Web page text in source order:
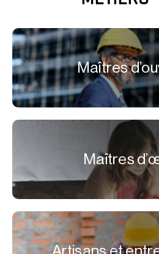
Maîtres
Maîtres
Artisans et